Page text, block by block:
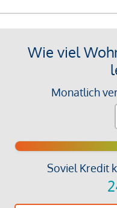
Wie viel
Monatlich
Soviel Kredit